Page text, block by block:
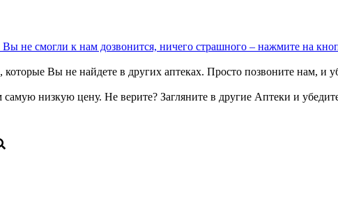
не смогли к нам дозвонится, ничего страшного – нажмите на
Вы не найдете в других аптеках. Просто позвоните нам, и
низкую цену. Не верите? Загляните в другие Аптеки и